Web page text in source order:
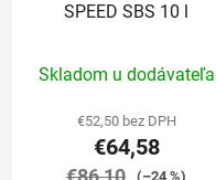
SPEED SBS 10 l
hodnotenie
produktu
je
5,0
Skladom u dodávateľa
€52,50 bez DPH
€64,58
(–24 %)